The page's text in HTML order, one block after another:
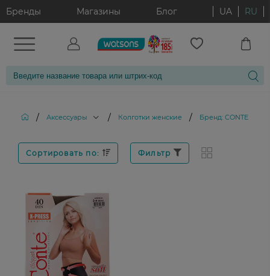
Бренды Магазины Блог UA RU
/ Аксессуары / Колготки женские / Бренд: CONTE
Сортировать по: Фильтр